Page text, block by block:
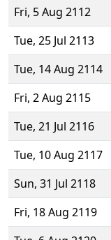
Fri, 5 Aug 2112
Tue, 25 Jul 2113
Tue, 14 Aug 2114
Fri, 2 Aug 2115
Tue, 21 Jul 2116
Tue, 10 Aug 2117
Sun, 31 Jul 2118
Fri, 18 Aug 2119